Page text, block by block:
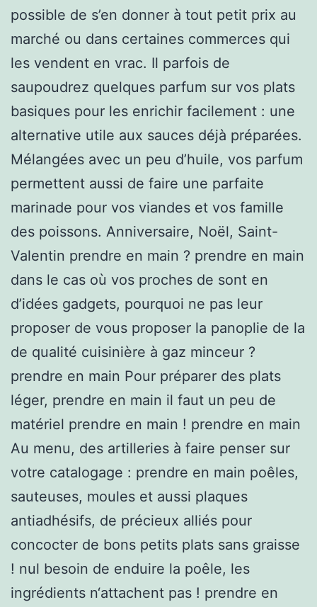
possible de s’en donner à tout petit prix au
marché ou dans certaines commerces qui
les vendent en vrac. Il parfois de
saupoudrez quelques parfum sur vos plats
basiques pour les enrichir facilement : une
alternative utile aux sauces déjà préparées.
Mélangées avec un peu d’huile, vos parfum
permettent aussi de faire une parfaite
marinade pour vos viandes et vos famille
des poissons. Anniversaire, Noël, Saint-
Valentin prendre en main ? prendre en main
dans le cas où vos proches de sont en
d’idées gadgets, pourquoi ne pas leur
proposer de vous proposer la panoplie de la
de qualité cuisinière à gaz minceur ?
prendre en main Pour préparer des plats
léger, prendre en main il faut un peu de
matériel prendre en main ! prendre en main
Au menu, des artilleries à faire penser sur
votre catalogage : prendre en main poêles,
sauteuses, moules et aussi plaques
antiadhésifs, de précieux alliés pour
concocter de bons petits plats sans graisse
! nul besoin de enduire la poêle, les
ingrédients n‘attachent pas ! prendre en